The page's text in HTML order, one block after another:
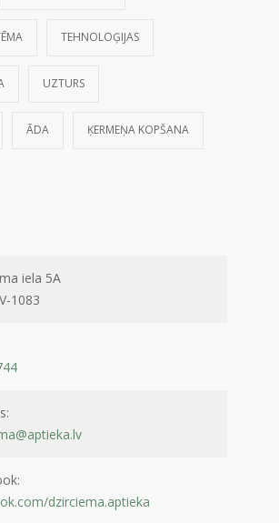
TEHNOLOĢIJAS
UZTURS
ĀDA ĶERMEŅA KOPŠANA
iela 5A
1083
dzirciema.aptieka